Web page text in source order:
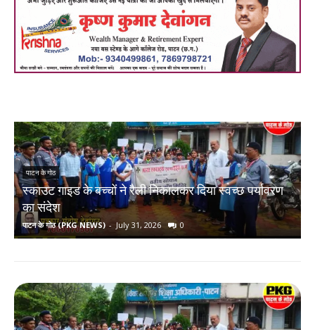
पाटन के गोठ
स्काउट गाइड के बच्चों ने रैली निकालकर दिया स्वच्छ पर्यावरण
का संदेश
पाटन के गोठ (PKG NEWS) - July 31, 2026 0